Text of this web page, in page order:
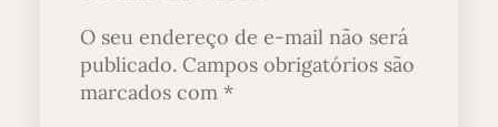
O seu endereço de e-mail não será
publicado. Campos obrigatórios são
marcados com *